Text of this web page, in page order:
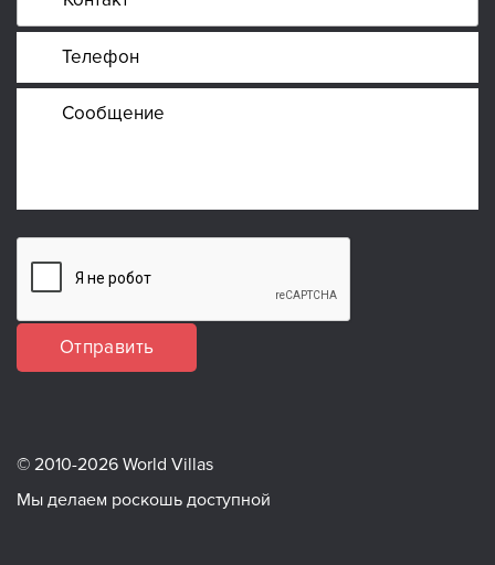
Отправить
© 2010-2026 World Villas
Мы делаем роскошь доступной